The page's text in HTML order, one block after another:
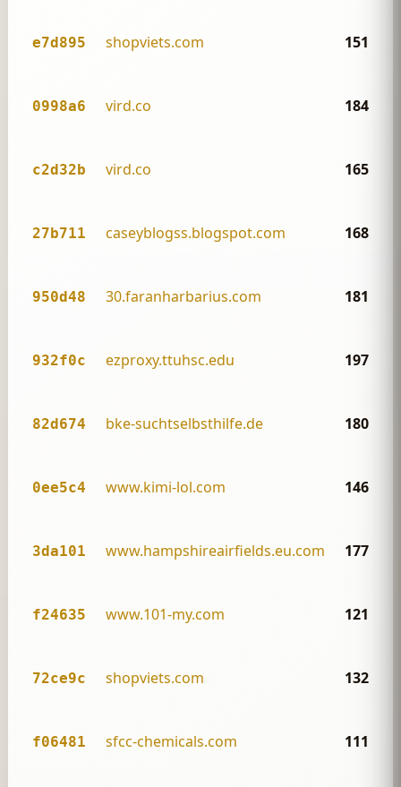
e7d895 shopviets.com 151
0998a6 vird.co 184
c2d32b vird.co 165
27b711 caseyblogss.blogspot.com 168
950d48 30.faranharbarius.com 181
932f0c ezproxy.ttuhsc.edu 197
82d674 bke-suchtselbsthilfe.de 180
0ee5c4 www.kimi-lol.com 146
3da101 www.hampshireairfields.eu.com 177
f24635 www.101-my.com 121
72ce9c shopviets.com 132
f06481 sfcc-chemicals.com 111